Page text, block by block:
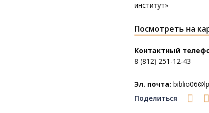
институт»
Посмотреть на
Контактный
8 (812) 251-12-43
Эл. почта:
Поделиться